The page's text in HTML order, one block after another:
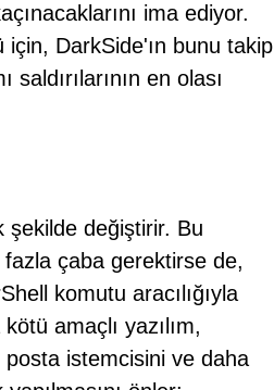
ima ediyor.
DarkSide'ın bunu takip
en olası
şekilde değiştirir. Bu
fazla çaba gerektirse de,
komutu aracılığıyla
amaçlı yazılım,
posta istemcisini ve daha